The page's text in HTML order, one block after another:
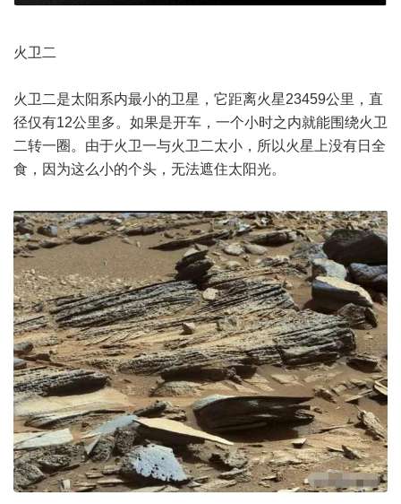
火卫二
火卫二是太阳系内最小的卫星，它距离火星23459公里，直
径仅有12公里多。如果是开车，一个小时之内就能围绕火卫
二转一圈。由于火卫一与火卫二太小，所以火星上没有日全
食，因为这么小的个头，无法遮住太阳光。